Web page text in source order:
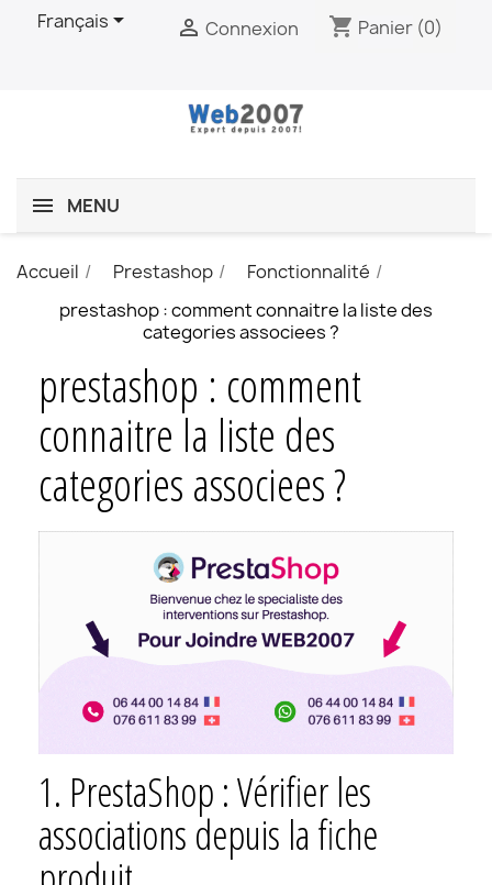
Français  Connexion shopping_cart Panier (0)
MENU
Accueil Prestashop
Fonctionnalité
prestashop : comment connaitre la liste des
categories associees ?
prestashop : comment
connaitre la liste des
categories associees ?
1. PrestaShop : Vérifier les
associations depuis la fiche